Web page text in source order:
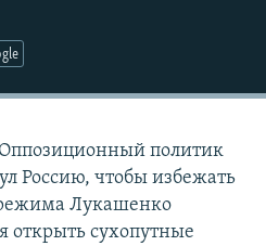
политик
Россию, чтобы избежать
Лукашенко
открыть сухопутные